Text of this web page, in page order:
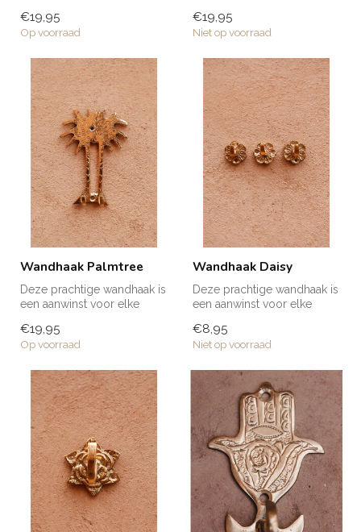
€19,95
Op voorraad
keuken...
€19,95
Niet op voorraad
Wandhaak Palmtree
Deze prachtige wandhaak is
een aanwinst voor elke
handd...
€19,95
Op voorraad
Wandhaak Daisy
Deze prachtige wandhaak is
een aanwinst voor elke
handd...
€8,95
Niet op voorraad